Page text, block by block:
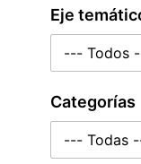
Eje
Categorías